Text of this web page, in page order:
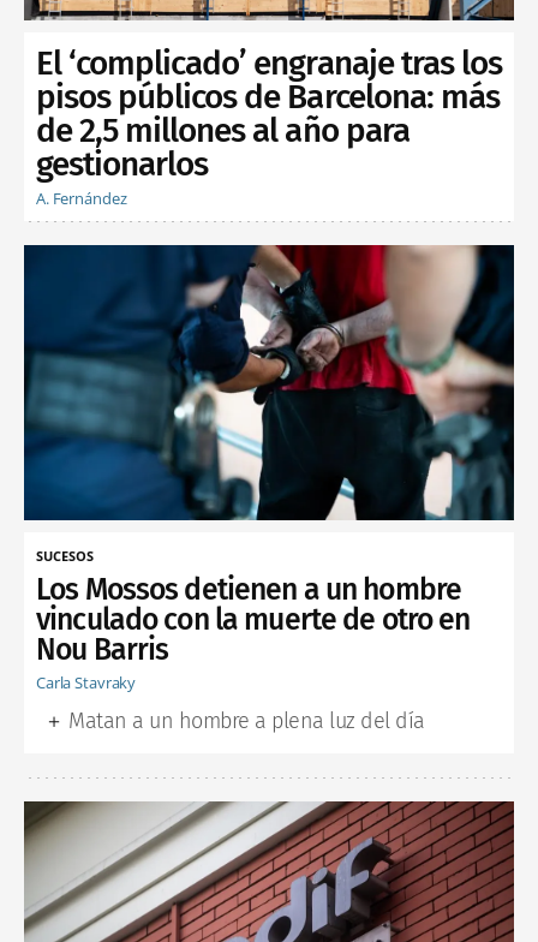
El ‘complicado’ engranaje tras los
pisos públicos de Barcelona: más
de 2,5 millones al año para
gestionarlos
A. Fernández
SUCESOS
Los Mossos detienen a un hombre
vinculado con la muerte de otro en
Nou Barris
Carla Stavraky
Matan a un hombre a plena luz del día